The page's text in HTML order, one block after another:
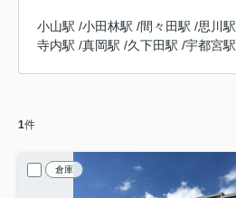
小山駅 /小田林駅 /間々田駅 /思川駅
寺内駅 /真岡駅 /久下田駅 /宇都宮駅
1件
倉庫